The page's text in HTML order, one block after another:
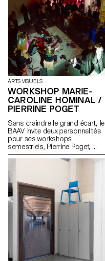
ARTS VISUELS
WORKSHOP MARIE-
CAROLINE HOMINAL /
PIERRINE POGET
Sans craindre le grand écart, le
BAAV invite deux personnalités
pour ses workshops
semestriels, Pierrine Poget,
auteure et poète, et Marie-
Caroline Hominal, danseuse et
performeuse, toutes deux de
Genève. La première, décrite
par un étudiant comme une «
ostéopathe du cerveau »
convie un groupe
d’étudiant.e.x.s à faire famille
avec les voix dans sa tête,
quand la seconde convie les
corps dans l’espace de la fête
pour une performance dans le
studio cinéma de l’ECAL.